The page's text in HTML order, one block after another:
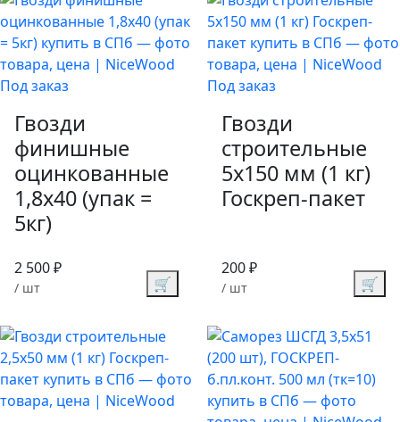
Под заказ
Гвозди
финишные
оцинкованные
1,8х40 (упак =
5кг)
2 500 ₽
/ шт 🛒
Под заказ
Гвозди
строительные
5х150 мм (1 кг)
Госкреп-пакет
200 ₽
/ шт 🛒